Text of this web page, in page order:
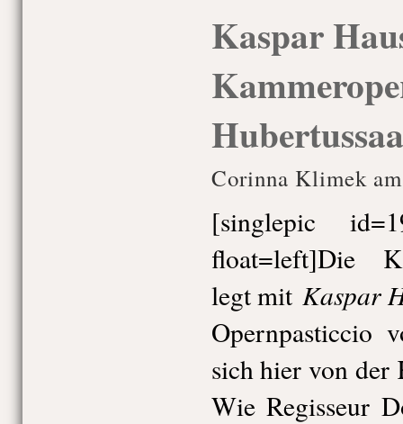
Kaspar
Corinna Klimek
[singlepic
float=left]Die
legt mitKaspar
Opernpasticcio
sich hier von der
Wie Regisseur